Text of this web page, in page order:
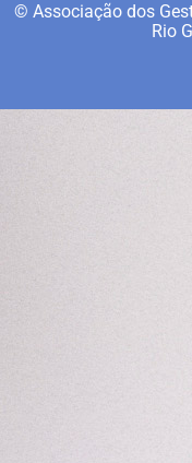
© Associação dos
Rio